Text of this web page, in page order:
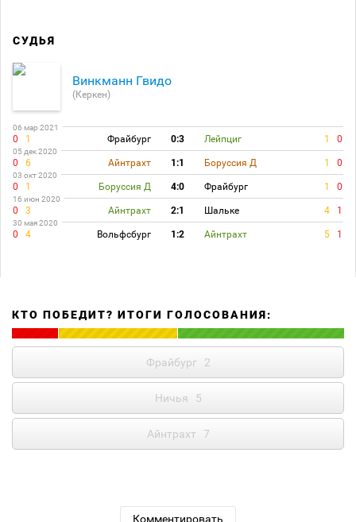
СУДЬЯ
Винкманн Гвидо
(Керкен)
06 мар 2021
0 1 Фрайбург 0:3 Лейпциг 1 0
05 дек 2020
0 6 Айнтрахт 1:1 Боруссия Д 1 0
03 окт 2020
0 1 Боруссия Д 4:0 Фрайбург 1 0
16 июн 2020
0 3 Айнтрахт 2:1 Шальке 4 1
30 мая 2020
0 4 Вольфсбург 1:2 Айнтрахт 5 1
КТО ПОБЕДИТ? ИТОГИ ГОЛОСОВАНИЯ:
Фрайбург 2
Ничья 5
Айнтрахт 7
Комментировать